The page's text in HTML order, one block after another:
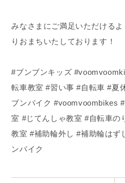
みなさまにご満足いただける
りおまちいたしております！
#ブンブンキッズ
転車教室 #習い事 #自転車 #夏
ブンバイク #voomvoombikes
室 #じてんしゃ教室 #自転車の
教室 #補助輪外し #補助輪はず
ンバイク